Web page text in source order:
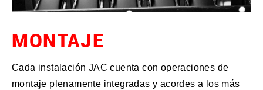
MONTAJE
Cada instalación JAC cuenta con operaciones de
montaje plenamente integradas y acordes a los más